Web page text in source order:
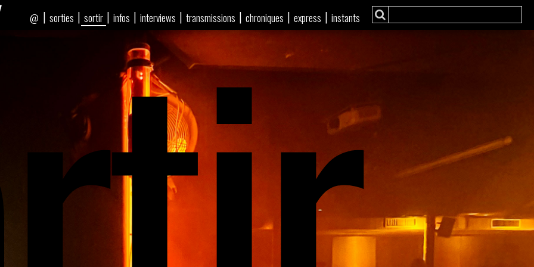
| sorties | sortir | infos | interviews | transmissions | chroniques | express | instants
@